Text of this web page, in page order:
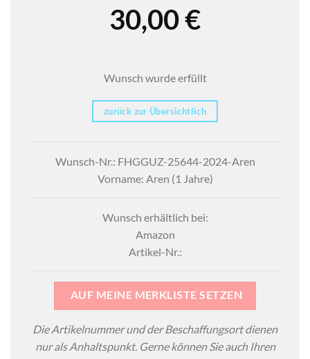
30,00€
Wunsch wurde erfüllt
zurück zur Übersichtlich
Wunsch-Nr.: FHGGUZ-25644-2024-Aren
Vorname: Aren (1 Jahre)
Wunsch erhältlich bei:
Amazon
Artikel-Nr.:
AUF MEINE MERKLISTE SETZEN
Die Artikelnummer und der Beschaffungsort dienen
nur als Anhaltspunkt. Gerne können Sie auch Ihren